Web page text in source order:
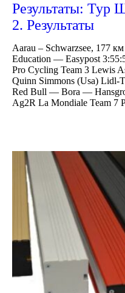
Результаты: Тур
2. Результаты
Aarau – Schwarzsee, 177
Education — Easypost
Pro Cycling Team 3 Lewis
Quinn Simmons (Usa) Lidl-
Red Bull — Bora —
Ag2R La Mondiale Team 7